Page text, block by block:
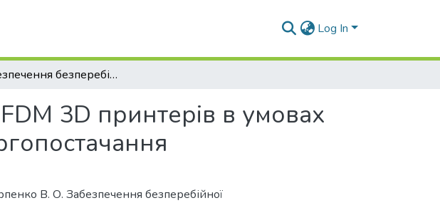
Log In
Забезпечення безперебійної роботи FDM 3D принтерів в умовах нестабільного централізованого енергопостачання
3D принтерів в умовах
В. О. Забезпечення безперебійної